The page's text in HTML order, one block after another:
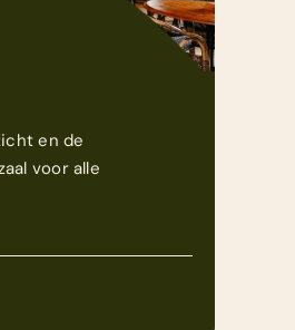
en de
voor alle